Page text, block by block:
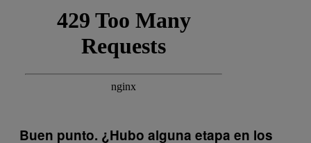
Buen punto. ¿Hubo alguna etapa en los